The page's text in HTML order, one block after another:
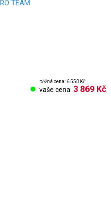
běžná cena: 6 550 Kč
vaše cena: 3 869 Kč